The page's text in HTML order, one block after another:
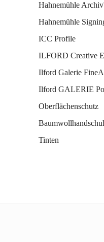
Hahnemühle
Hahnemühle
ICC Profile
ILFORD Creative
Ilford Galerie
Ilford GALERIE
Oberflächenschutz
Tinten